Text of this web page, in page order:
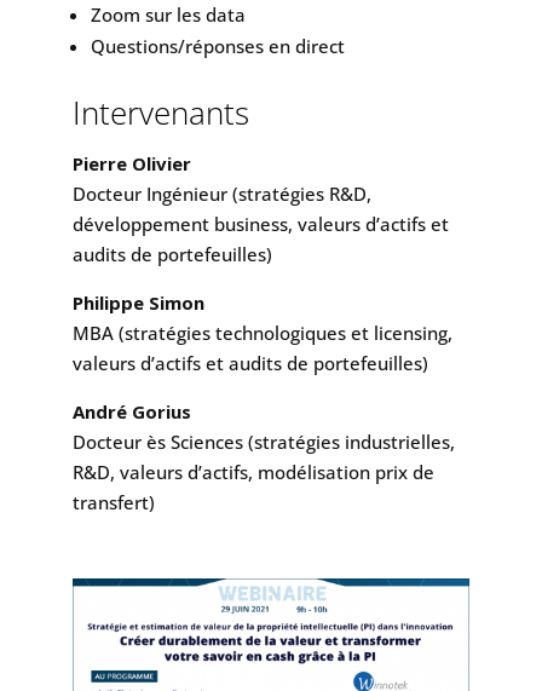
Zoom sur les data
Questions/réponses en direct
Intervenants
Pierre Olivier
Docteur Ingénieur (stratégies R&D,
développement business, valeurs d’actifs et
audits de portefeuilles)
Philippe Simon
MBA (stratégies technologiques et licensing,
valeurs d’actifs et audits de portefeuilles)
André Gorius
Docteur ès Sciences (stratégies industrielles,
R&D, valeurs d’actifs, modélisation prix de
transfert)